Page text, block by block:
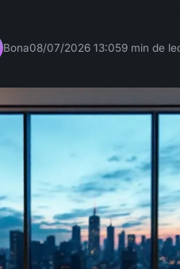
Bona08/07/2026 13:059 min de